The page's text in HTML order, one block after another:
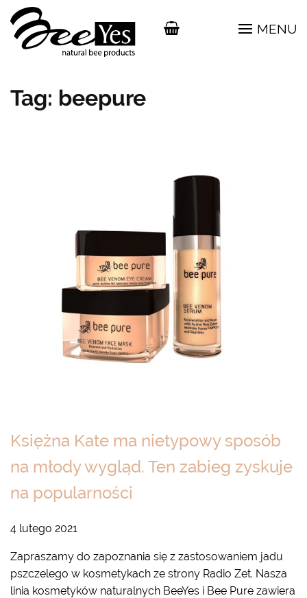
MENU
Tag: beepure
Księżna Kate ma nietypowy sposób
na młody wygląd. Ten zabieg zyskuje
na popularności
4 lutego 2021
Zapraszamy do zapoznania się z zastosowaniem jadu
pszczelego w kosmetykach ze strony Radio Zet. Nasza
linia kosmetyków naturalnych BeeYes i Bee Pure zawiera